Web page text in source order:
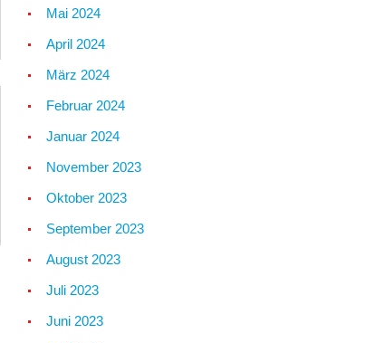
Mai 2024
April 2024
März 2024
Februar 2024
Januar 2024
November 2023
Oktober 2023
September 2023
August 2023
Juli 2023
Juni 2023